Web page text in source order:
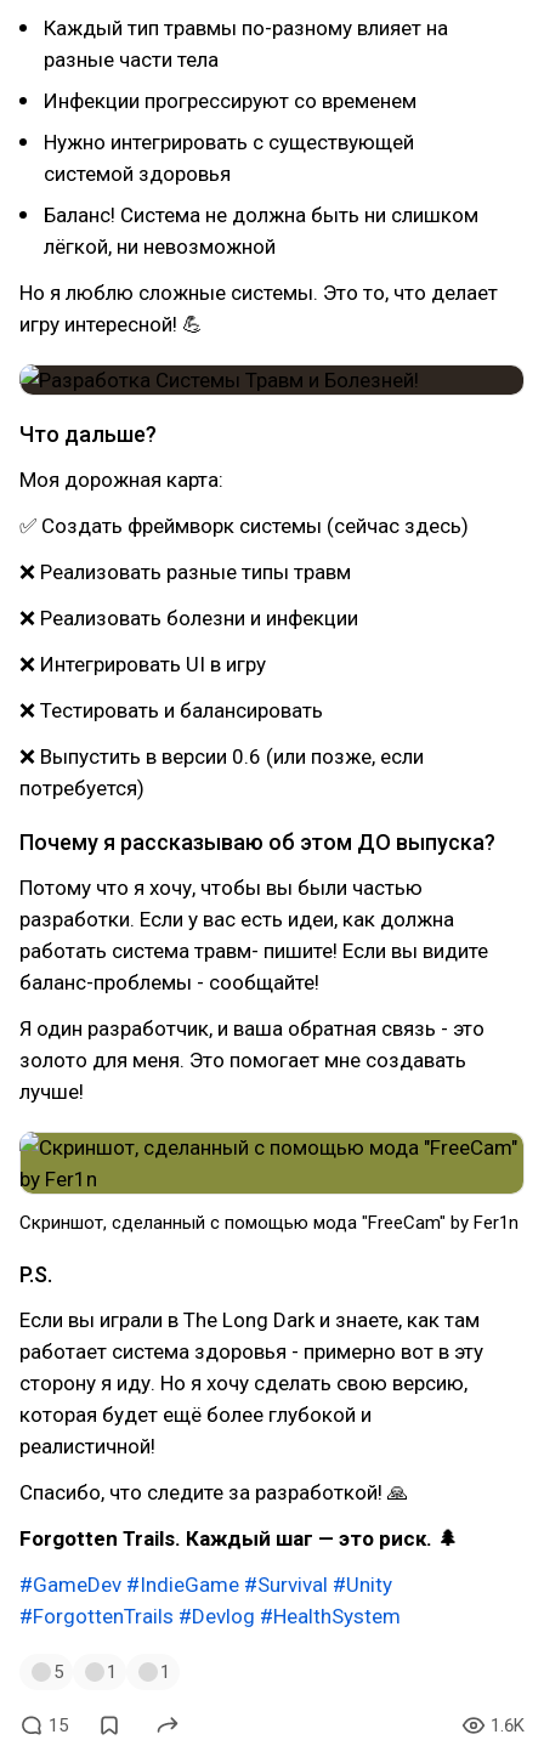
Каждый тип травмы по-разному влияет на
разные части тела
Инфекции прогрессируют со временем
Нужно интегрировать с существующей
системой здоровья
Баланс! Система не должна быть ни слишком
лёгкой, ни невозможной
Но я люблю сложные системы. Это то, что делает
игру интересной! 💪
Что дальше?
Моя дорожная карта:
✅ Создать фреймворк системы (сейчас здесь)
❌ Реализовать разные типы травм
❌ Реализовать болезни и инфекции
❌ Интегрировать UI в игру
❌ Тестировать и балансировать
❌ Выпустить в версии 0.6 (или позже, если
потребуется)
Почему я рассказываю об этом ДО выпуска?
Потому что я хочу, чтобы вы были частью
разработки. Если у вас есть идеи, как должна
работать система травм- пишите! Если вы видите
баланс-проблемы - сообщайте!
Я один разработчик, и ваша обратная связь - это
золото для меня. Это помогает мне создавать
лучше!
Скриншот, сделанный с помощью мода "FreeCam" by Fer1n
P.S.
Если вы играли в The Long Dark и знаете, как там
работает система здоровья - примерно вот в эту
сторону я иду. Но я хочу сделать свою версию,
которая будет ещё более глубокой и
реалистичной!
Спасибо, что следите за разработкой! 🙏
Forgotten Trails. Каждый шаг — это риск. 🌲
#GameDev #IndieGame #Survival #Unity
#ForgottenTrails #Devlog #HealthSystem
5 1 1
15 1.6K